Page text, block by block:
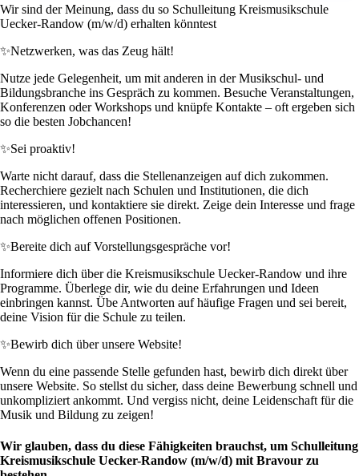
Wir sind der Meinung, dass du so Schulleitung Kreismusikschule
Uecker-Randow (m/w/d) erhalten könntest
✨Netzwerken, was das Zeug hält!
Nutze jede Gelegenheit, um mit anderen in der Musikschul- und
Bildungsbranche ins Gespräch zu kommen. Besuche Veranstaltungen,
Konferenzen oder Workshops und knüpfe Kontakte – oft ergeben sich
so die besten Jobchancen!
✨Sei proaktiv!
Warte nicht darauf, dass die Stellenanzeigen auf dich zukommen.
Recherchiere gezielt nach Schulen und Institutionen, die dich
interessieren, und kontaktiere sie direkt. Zeige dein Interesse und frage
nach möglichen offenen Positionen.
✨Bereite dich auf Vorstellungsgespräche vor!
Informiere dich über die Kreismusikschule Uecker-Randow und ihre
Programme. Überlege dir, wie du deine Erfahrungen und Ideen
einbringen kannst. Übe Antworten auf häufige Fragen und sei bereit,
deine Vision für die Schule zu teilen.
✨Bewirb dich über unsere Website!
Wenn du eine passende Stelle gefunden hast, bewirb dich direkt über
unsere Website. So stellst du sicher, dass deine Bewerbung schnell und
unkompliziert ankommt. Und vergiss nicht, deine Leidenschaft für die
Musik und Bildung zu zeigen!
Wir glauben, dass du diese Fähigkeiten brauchst, um Schulleitung
Kreismusikschule Uecker-Randow (m/w/d) mit Bravour zu